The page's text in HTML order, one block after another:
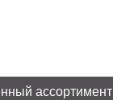
ассортимент